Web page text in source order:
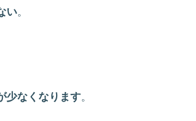
い。
少なくなります。